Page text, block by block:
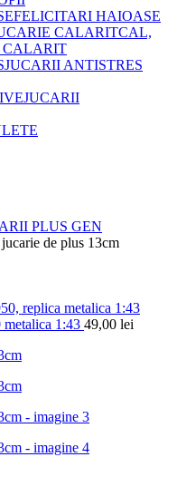
FELICITARI HAIOASE
CAL,
CALARIT
JUCARII ANTISTRES
JUCARII
PLUS GEN
de plus 13cm
1:43 49,00 lei